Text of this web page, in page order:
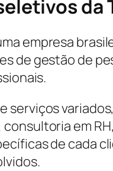
da
empresa
de gestão de
serviços
em
de cada